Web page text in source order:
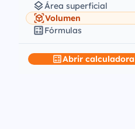
Área superficial
Volumen
Fórmulas
Abrir calculadora